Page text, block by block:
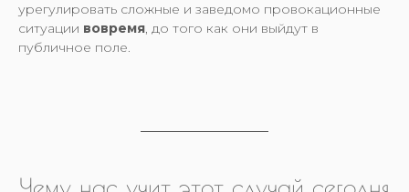
урегулировать сложные и заведомо провокационные
ситуации вовремя, до того как они выйдут в
публичное поле.
Чему нас учит этот случай сегодня